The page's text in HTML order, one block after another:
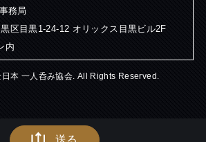
送る
務局
区目黒1-24-12 オリックス目黒ビル2F
内
本 一人呑み協会. All Rights Reserved.